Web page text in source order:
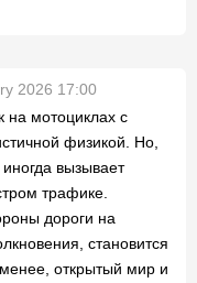
2026 17:00
на мотоциклах с
физикой. Но,
вызывает
трафике.
дороги на
становится
открытый мир и